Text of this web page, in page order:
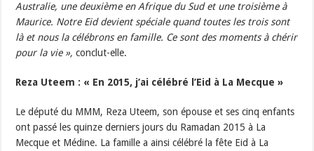
Australie, une deuxième en Afrique du Sud et une troisième à
Maurice. Notre Eid devient spéciale quand toutes les trois sont
là et nous la célébrons en famille. Ce sont des moments à chérir
pour la vie »,conclut-elle.
Reza Uteem : « En 2015, j’ai célébré l’Eid à La Mecque »
Le député du MMM, Reza Uteem, son épouse et ses cinq enfants
ont passé les quinze derniers jours du Ramadan 2015 à La
Mecque et Médine. La famille a ainsi célébré la fête Eid à La